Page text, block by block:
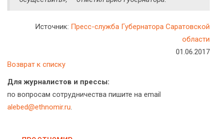
Источник: Пресс-служба Губернатора Саратовской
области
01.06.2017
Возврат к списку
Для журналистов и прессы:
по вопросам сотрудничества пишите на email
alebed@ethnomir.ru.